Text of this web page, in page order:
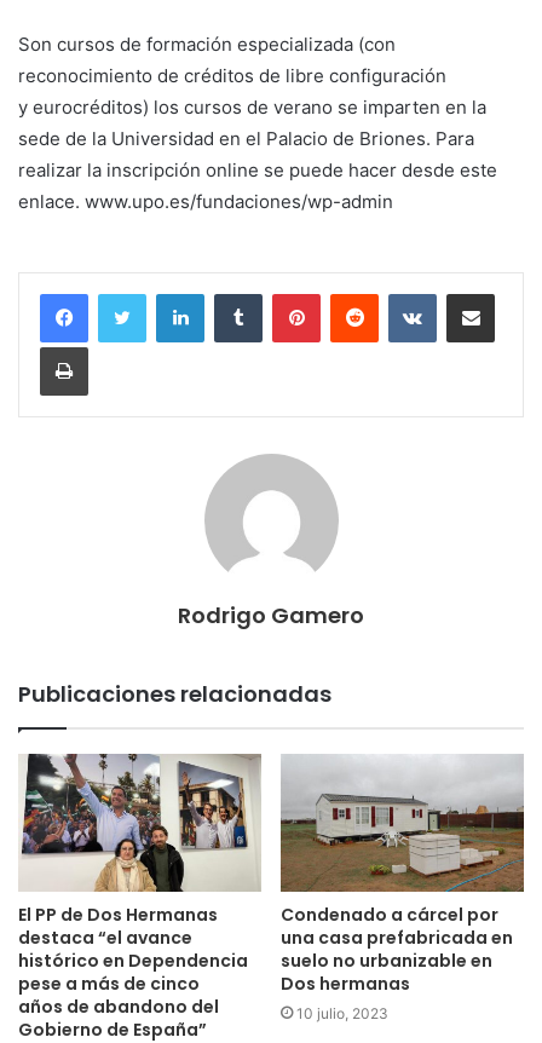
Son cursos de formación especializada (con
reconocimiento de créditos de libre configuración
y eurocréditos) los cursos de verano se imparten en la
sede de la Universidad en el Palacio de Briones. Para
realizar la inscripción online se puede hacer desde este
enlace. www.upo.es/fundaciones/wp-admin
Rodrigo Gamero
Publicaciones relacionadas
El PP de Dos Hermanas
destaca “el avance
histórico en Dependencia
pese a más de cinco
años de abandono del
Gobierno de España”
Condenado a cárcel por
una casa prefabricada en
suelo no urbanizable en
Dos hermanas
10 julio, 2023